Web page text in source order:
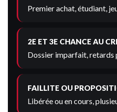
Premier achat, étudiant,
2E ET 3E CHANCE AU
Dossier imparfait, retards
FAILLITE OU
Libérée ou en cours,